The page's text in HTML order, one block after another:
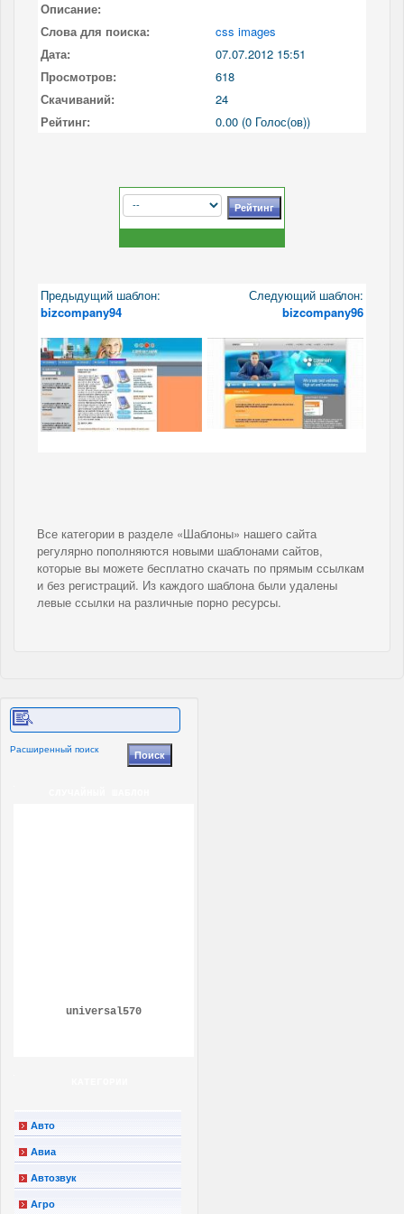
Описание:
Слова для поиска:
css images
Дата:
07.07.2012 15:51
Просмотров:
618
Скачиваний:
24
Рейтинг:
0.00 (0 Голос(ов))
Предыдущий шаблон:
bizcompany94
Следующий шаблон:
bizcompany96
Все категории в разделе «Шаблоны» нашего сайта
регулярно пополняются новыми шаблонами сайтов,
которые вы можете бесплатно скачать по прямым ссылкам
и без регистраций. Из каждого шаблона были удалены
левые ссылки на различные порно ресурсы.
Расширенный поиск
universal570
Авто
Авиа
Автозвук
Агро